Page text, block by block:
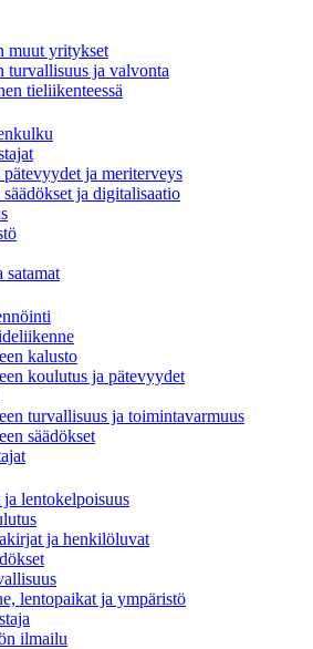
muut yritykset
turvallisuus ja valvonta
tieliikenteessä
ja meriterveys
ja digitalisaatio
satamat
kalusto
koulutus ja pätevyydet
turvallisuus ja toimintavarmuus
säädökset
lentokelpoisuus
ja henkilöluvat
lentopaikat ja ympäristö
ilmailu